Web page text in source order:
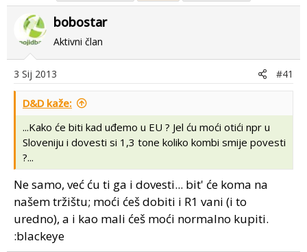
u
p
o
r
e
n
u
o
u
m
p
o
g
p
o
s
a
bobostar
Aktivni član
3 Sij 2013 #41
D&D kaže:
...Kako će biti kad uđemo u EU ? Jel ću moći otići npr u
Sloveniju i dovesti si 1,3 tone koliko kombi smije povesti
?...
Ne samo, već ću ti ga i dovesti... bit' će koma na
našem tržištu; moći ćeš dobiti i R1 vani (i to
uredno), a i kao mali ćeš moći normalno kupiti.
:blackeye